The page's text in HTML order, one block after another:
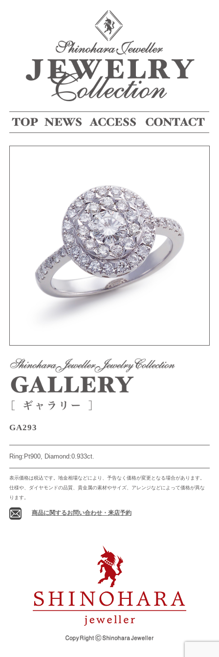
GA293
Ring:Pt900, Diamond:0.933ct.
表示価格は税込です。地金相場などにより、予告なく価格が変更となる場合があります。
仕様や、ダイヤモンドの品質、貴金属の素材やサイズ、アレンジなどによって価格が異な
ります。
商品に関するお問い合わせ・来店予約